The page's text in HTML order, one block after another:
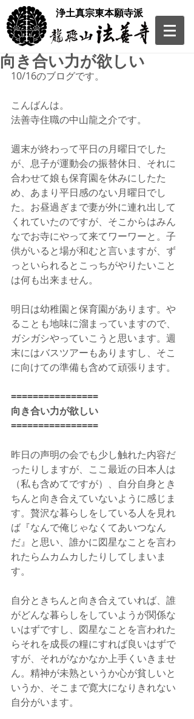
​浄土真宗東本願寺派
向き合い力が欲しい
10/16のブログです。
こんばんは。
法善寺住職の中山龍之介です。
週末が終わって平日の月曜日でした
が、息子が運動会の振替休日、それに
合わせて娘も保育園を休みにしたた
め、あまり平日感のない月曜日でし
た。お昼過ぎまで妻が外に連れ出して
くれていたのですが、そこからはみん
なでお寺にやって来てワーワーと。子
供がいると場が和むと言いますが、ず
っといられるとこっちがやりたいこと
は何も出来ません。
明日は幼稚園と保育園があります。や
ることも地味に溜まっていますので、
ガシガシやっていこうと思います。週
末にはバスツアーもありますし、そこ
に向けての準備も含めて頑張ります。
================
向き合い力が欲しい
================
昨日の声明の会でも少し触れた内容だ
ったりしますが、ここ最近の日本人は
（私も含めてですが）、自分自身とき
ちんと向き合えていないように感じま
す。贅沢な暮らしをしている人を見れ
ば『なんで俺じゃなくてあいつなん
だ』と思い、誰かに図星なことを言わ
れたらムカムカしたりしてしまいま
す。
自分ときちんと向き合えていれば、誰
がどんな暮らしをしていようが関係な
いはずですし、図星なことを言われた
らそれを成長の糧にすれば良いはずで
すが、それがなかなか上手くいきませ
ん。精神が未熟というか心が貧しいと
いうか、そこまで寛大になりきれない
自分がいます。